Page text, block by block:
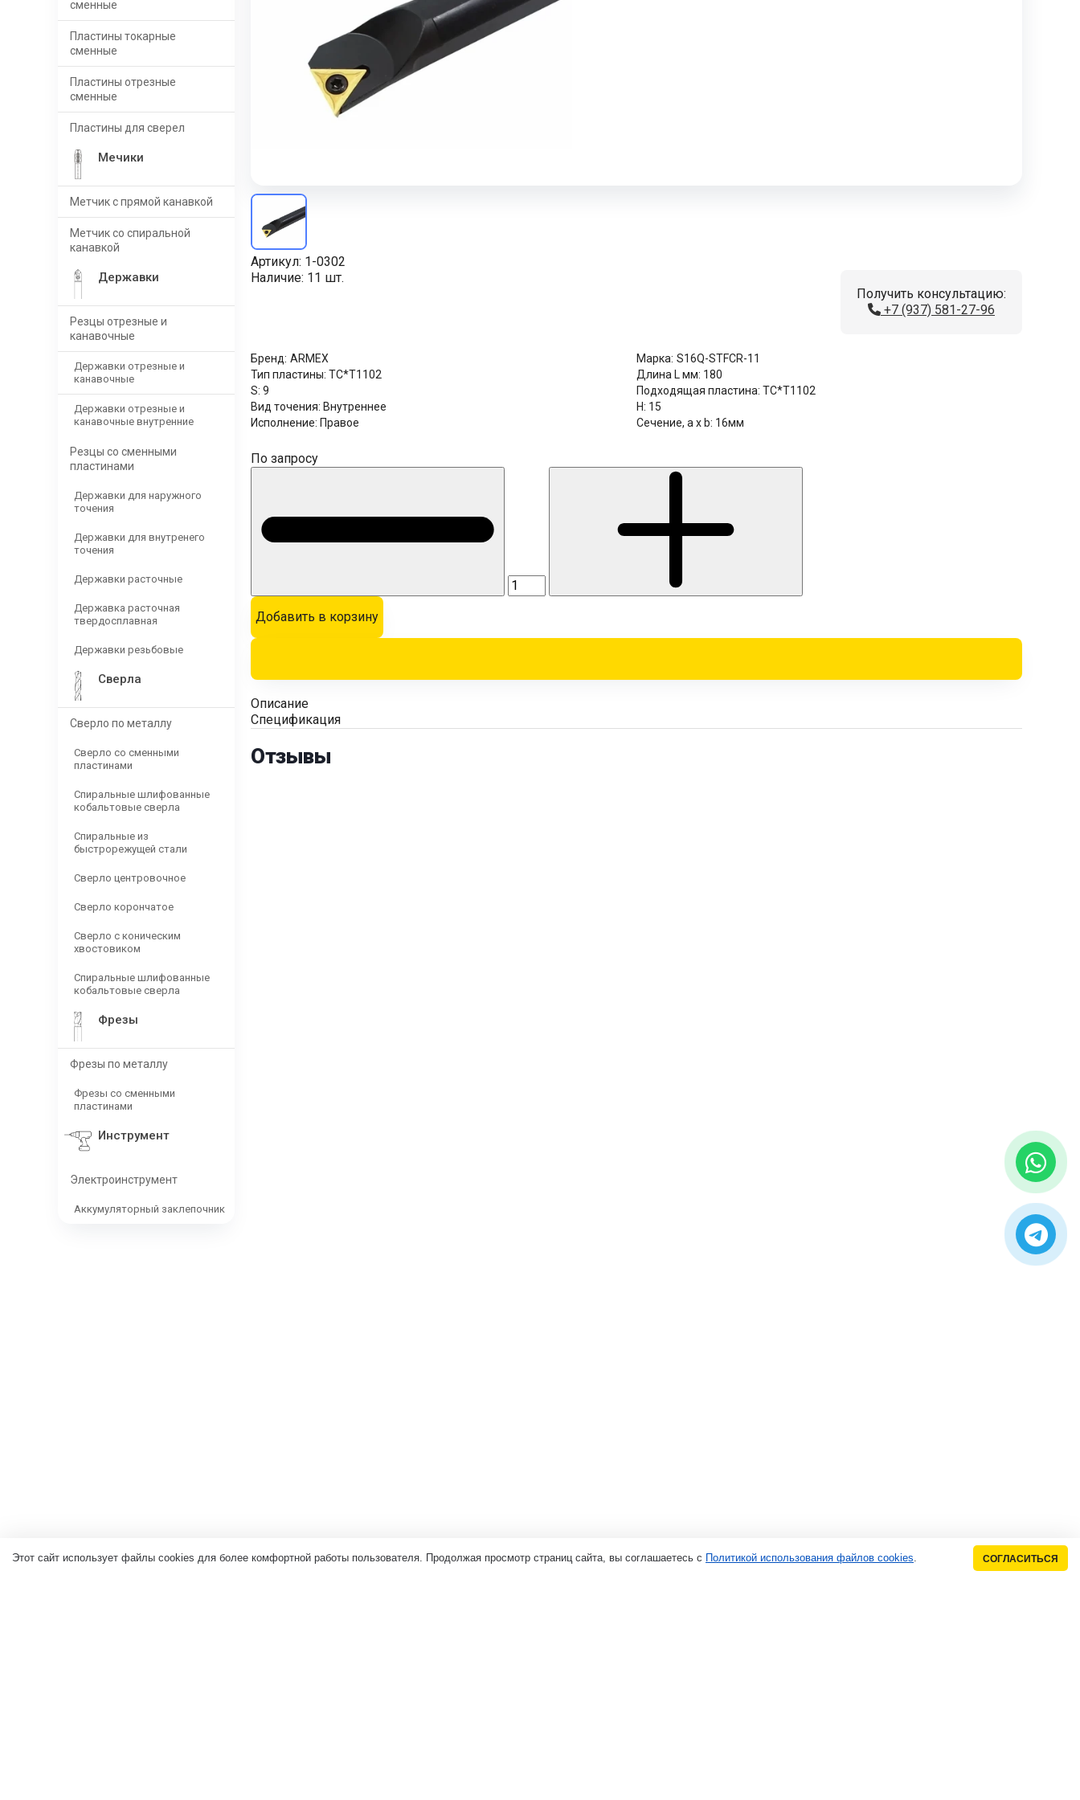
сменные
Пластины токарные
сменные
Пластины отрезные
сменные
Пластины для сверел
Мечики
Метчик с прямой канавкой
Метчик со спиральной
канавкой
Державки
Резцы отрезные и
канавочные
Державки отрезные и
канавочные
Державки отрезные и
канавочные внутренние
Резцы со сменными
пластинами
Державки для наружного
точения
Державки для внутренего
точения
Державки расточные
Державка расточная
твердосплавная
Державки резьбовые
Сверла
Сверло по металлу
Сверло со сменными
пластинами
Спиральные шлифованные
кобальтовые сверла
Спиральные из
быстрорежущей стали
Сверло центровочное
Сверло корончатое
Сверло с коническим
хвостовиком
Спиральные шлифованные
кобальтовые сверла
Фрезы
Фрезы по металлу
Фрезы со сменными
пластинами
Инструмент
Электроинструмент
Аккумуляторный заклепочник
Получить консультацию:
+7 (937) 581-27-96
Артикул: 1-0302
Наличие: 11 шт.
Бренд: ARMEX Марка: S16Q-STFCR-11
Тип пластины: TC*T1102 Длина L мм: 180
S: 9 Подходящая пластина: TC*T1102
Вид точения: Внутреннее H: 15
Исполнение: Правое Сечение, a x b: 16мм
По запросу
Добавить в корзину
Описание
Спецификация
Отзывы
Этот сайт использует файлы cookies для более комфортной работы пользователя. Продолжая просмотр страниц сайта, вы соглашаетесь с Политикой использования файлов cookies. СОГЛАСИТЬСЯ